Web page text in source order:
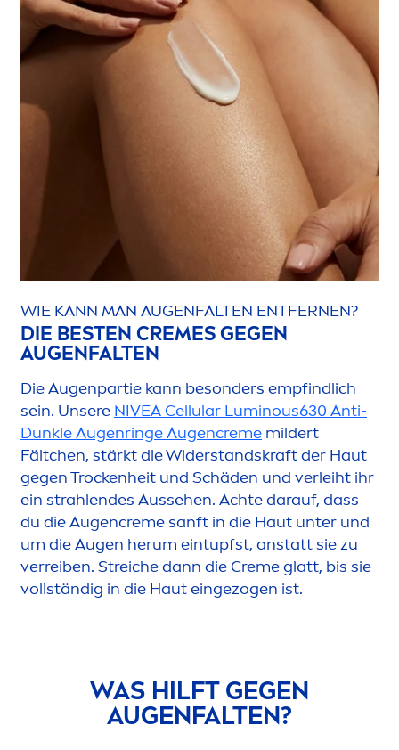
WIE KANN MAN AUGENFALTEN ENTFERNEN?
DIE BESTEN CREMES GEGEN
AUGENFALTEN
Die Augenpartie kann besonders empfindlich
sein. Unsere NIVEA Cellular Luminous630 Anti-
Dunkle Augenringe Augencreme mildert
Fältchen, stärkt die Widerstandskraft der Haut
gegen Trockenheit und Schäden und verleiht ihr
ein strahlendes Aussehen. Achte darauf, dass
du die Augencremesanft in die Haut unter und
um die Augen herum eintupfst, anstatt sie zu
verreiben. Streiche dann die Cremeglatt, bis sie
vollständig in die Haut eingezogen ist.
WAS HILFT GEGEN
AUGENFALTEN?